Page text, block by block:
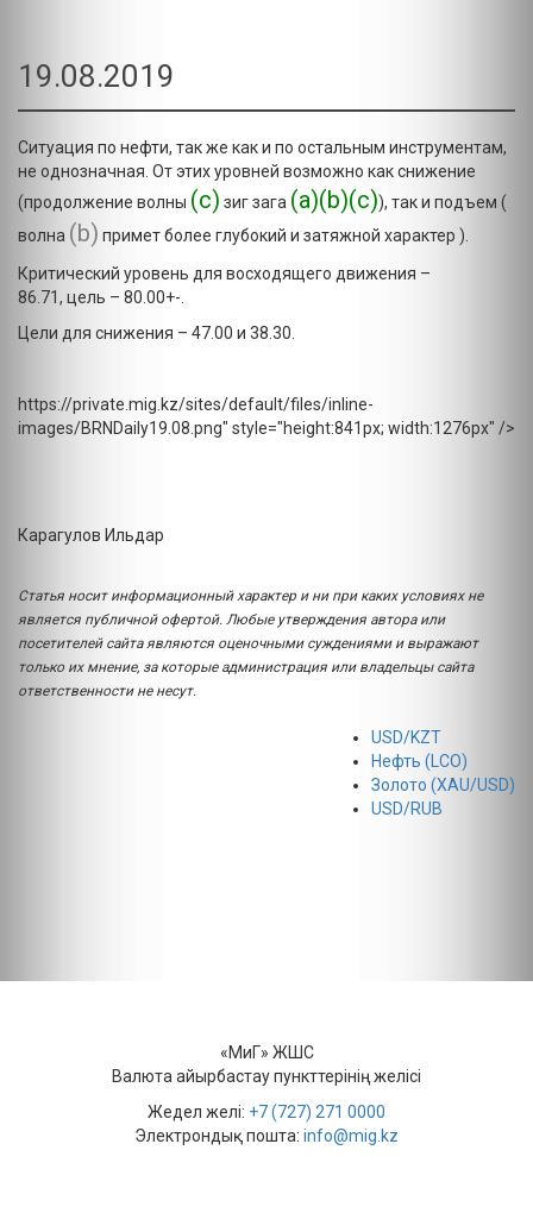
19.08.2019
Ситуация по нефти, так же как и по остальным инструментам,
не однозначная. От этих уровней возможно как снижение
(продолжение волны (с) зиг зага (a)(b)(c)), так и подъем (
волна (b) примет более глубокий и затяжной характер ).
Критический уровень для восходящего движения –
86.71, цель – 80.00+-.
Цели для снижения – 47.00 и 38.30.
https://private.mig.kz/sites/default/files/inline-
images/BRNDaily19.08.png" style="height:841px; width:1276px" />
Карагулов Ильдар
Статья носит информационный характер и ни при каких условиях не
является публичной офертой. Любые утверждения автора или
посетителей сайта являются оценочными суждениями и выражают
только их мнение, за которые администрация или владельцы сайта
ответственности не несут.
USD/KZT
Нефть (LCO)
Золото (XAU/USD)
USD/RUB
«МиГ» ЖШС
Валюта айырбастау пункттерінің желісі
Жедел желі: +7 (727) 271 0000
Электрондық пошта: info@mig.kz